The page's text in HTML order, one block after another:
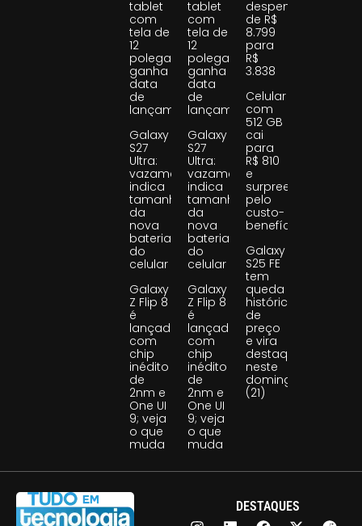
tablet
com
tela de
12
polegadas
ganha
data
de
lançamento
Galaxy
S27
Ultra:
vazamento
indica
tamanho
da
nova
bateria
do
celular
Galaxy
Z Flip 8
é
lançado
com
chip
inédito
de
2nm e
One UI
9; veja
o que
muda
tablet
com
tela de
12
polegadas
ganha
data
de
lançamento
Galaxy
S27
Ultra:
vazamento
indica
tamanho
da
nova
bateria
do
celular
Galaxy
Z Flip 8
é
lançado
com
chip
inédito
de
2nm e
One UI
9; veja
o que
muda
despenca
de R$
8.799
para
R$
3.838
Celular
com
512 GB
cai
para
R$ 810
e
surpreende
pelo
custo-
benefício
Galaxy
S25 FE
tem
queda
histórica
de
preço
e vira
destaque
neste
domingo
(21)
DESTAQUES